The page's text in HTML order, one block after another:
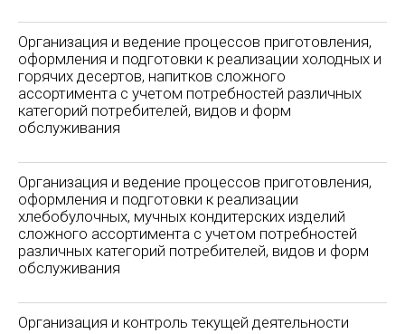
Организация и ведение процессов приготовления,
оформления и подготовки к реализации холодных и
горячих десертов, напитков сложного
ассортимента с учетом потребностей различных
категорий потребителей, видов и форм
обслуживания
Организация и ведение процессов приготовления,
оформления и подготовки к реализации
хлебобулочных, мучных кондитерских изделий
сложного ассортимента с учетом потребностей
различных категорий потребителей, видов и форм
обслуживания
Организация и контроль текущей деятельности